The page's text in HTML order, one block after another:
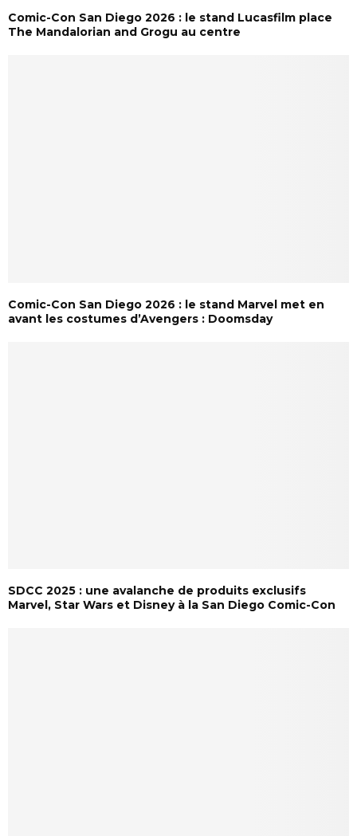
Comic-Con San Diego 2026 : le stand Lucasfilm place
The Mandalorian and Grogu au centre
Comic-Con San Diego 2026 : le stand Marvel met en
avant les costumes d’Avengers : Doomsday
SDCC 2025 : une avalanche de produits exclusifs
Marvel, Star Wars et Disney à la San Diego Comic-Con